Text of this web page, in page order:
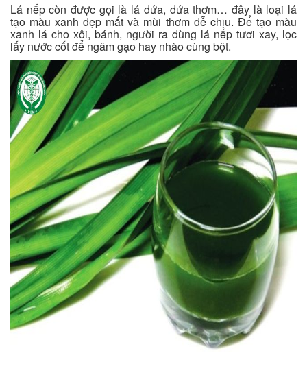
Lá nếp còn được gọi là lá dứa, dứa thơm… đây là loại lá
tạo màu xanh đẹp mắt và mùi thơm dễ chịu. Để tạo màu
xanh lá cho xôi, bánh, người ra dùng lá nếp tươi xay, lọc
lấy nước cốt để ngâm gạo hay nhào cùng bột.